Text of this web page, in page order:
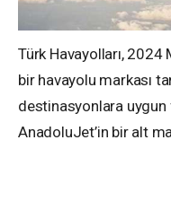
Türk Havayolları, 2024
bir havayolu markası
destinasyonlara uygun
AnadoluJet’in bir alt